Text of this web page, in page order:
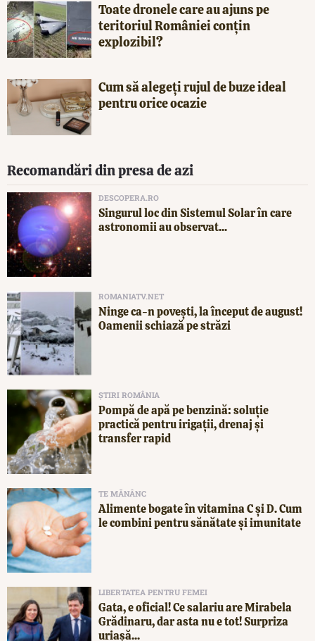
Toate dronele care au ajuns pe
teritoriul României conțin
explozibil?
Cum să alegeți rujul de buze ideal
pentru orice ocazie
Recomandări din presa de azi
DESCOPERA.RO
Singurul loc din Sistemul Solar în care
astronomii au observat...
ROMANIATV.NET
Ninge ca-n povești, la început de august!
Oamenii schiază pe străzi
ȘTIRI ROMÂNIA
Pompă de apă pe benzină: soluție
practică pentru irigații, drenaj și
transfer rapid
TE MĂNÂNC
Alimente bogate în vitamina C și D. Cum
le combini pentru sănătate și imunitate
LIBERTATEA PENTRU FEMEI
Gata, e oficial! Ce salariu are Mirabela
Grădinaru, dar asta nu e tot! Surpriza
uriașă...